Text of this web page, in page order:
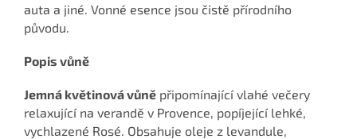
auta a jiné. Vonné esence jsou čistě přírodního
původu.
Popis vůně
Jemná květinová vůně připomínající vlahé večery
relaxující na verandě v Provence, popíjející lehké,
vychlazené Rosé. Obsahuje oleje z levandule,